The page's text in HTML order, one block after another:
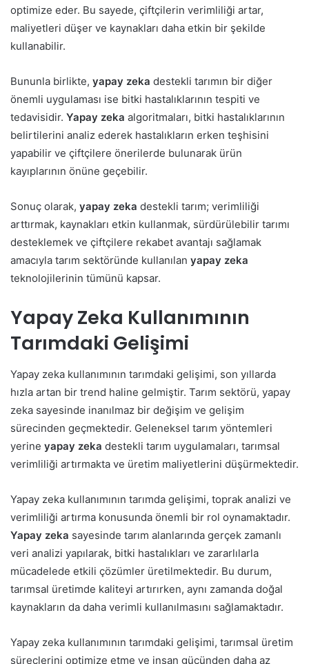
optimize eder. Bu sayede, çiftçilerin verimliliği artar,
maliyetleri düşer ve kaynakları daha etkin bir şekilde
kullanabilir.
Bununla birlikte, yapay zeka destekli tarımın bir diğer
önemli uygulaması ise bitki hastalıklarının tespiti ve
tedavisidir. Yapay zeka algoritmaları, bitki hastalıklarının
belirtilerini analiz ederek hastalıkların erken teşhisini
yapabilir ve çiftçilere önerilerde bulunarak ürün
kayıplarının önüne geçebilir.
Sonuç olarak, yapay zeka destekli tarım; verimliliği
arttırmak, kaynakları etkin kullanmak, sürdürülebilir tarımı
desteklemek ve çiftçilere rekabet avantajı sağlamak
amacıyla tarım sektöründe kullanılan yapay zeka
teknolojilerinin tümünü kapsar.
Yapay Zeka Kullanımının
Tarımdaki Gelişimi
Yapay zeka kullanımının tarımdaki gelişimi, son yıllarda
hızla artan bir trend haline gelmiştir. Tarım sektörü, yapay
zeka sayesinde inanılmaz bir değişim ve gelişim
sürecinden geçmektedir. Geleneksel tarım yöntemleri
yerine yapay zeka destekli tarım uygulamaları, tarımsal
verimliliği artırmakta ve üretim maliyetlerini düşürmektedir.
Yapay zeka kullanımının tarımda gelişimi, toprak analizi ve
verimliliği artırma konusunda önemli bir rol oynamaktadır.
Yapay zeka sayesinde tarım alanlarında gerçek zamanlı
veri analizi yapılarak, bitki hastalıkları ve zararlılarla
mücadelede etkili çözümler üretilmektedir. Bu durum,
tarımsal üretimde kaliteyi artırırken, aynı zamanda doğal
kaynakların da daha verimli kullanılmasını sağlamaktadır.
Yapay zeka kullanımının tarımdaki gelişimi, tarımsal üretim
süreçlerini optimize etme ve insan gücünden daha az